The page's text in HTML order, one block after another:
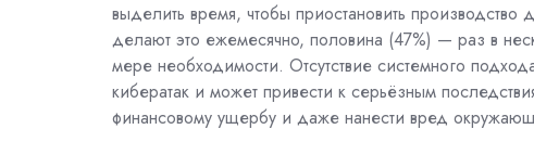
выделить время, чтобы приостановить производство
делают это ежемесячно, половина (47%) — раз в
мере необходимости. Отсутствие системного
кибератак и может привести к серьёзным
финансовому ущербу и даже нанести вред